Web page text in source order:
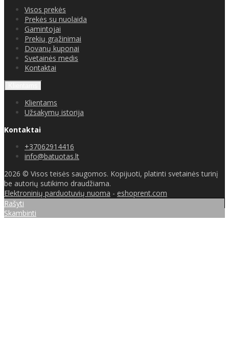
Visos prekės
Prekės su nuolaida
Gamintojai
Prekių grąžinimai
Dovanų kuponai
Svetainės medis
Kontaktai
Klientams
Užsakymų istorija
Kontaktai
+37062914416
info@batuotas.lt
2026 © Visos teisės saugomos. Kopijuoti, platinti svetainės turinį
be autorių sutikimo draudžiama.
Elektroninių parduotuvių nuoma - eshoprent.com
Rašyti
Skambinti